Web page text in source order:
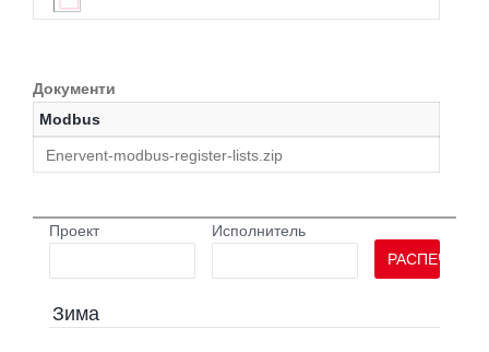
Документи
Modbus
Enervent-modbus-register-lists.zip
Проект
Исполнитель
Зима